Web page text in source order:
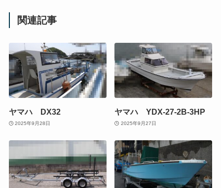
関連記事
ヤマハ DX32
2025年9月28日
ヤマハ YDX-27-2B-3HP
2025年9月27日